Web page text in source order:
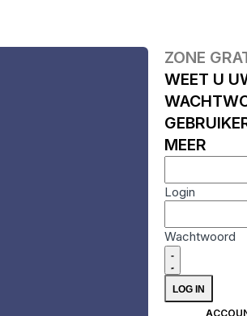
ZONE
WEET U
MEER
Login
Wachtwoord